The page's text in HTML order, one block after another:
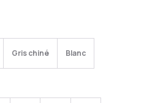
Gris chiné Blanc